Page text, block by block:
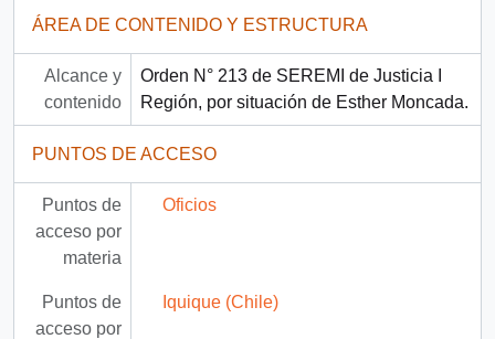
ÁREA DE CONTENIDO Y ESTRUCTURA
Alcance y
contenido
Orden N° 213 de SEREMI de Justicia I
Región, por situación de Esther Moncada.
PUNTOS DE ACCESO
Puntos de
acceso por
materia
Oficios
Puntos de
acceso por
Iquique (Chile)